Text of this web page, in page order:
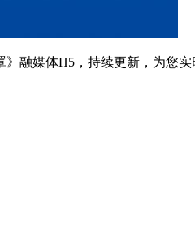
融媒体H5，持续更新，为您实